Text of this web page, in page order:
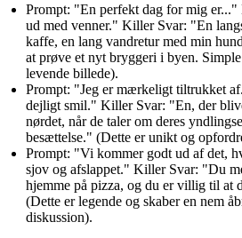
Prompt: "En perfekt dag for mig er..."
ud med venner." Killer Svar: "En
kaffe, en lang vandretur med min
at prøve et nyt bryggeri i byen.
levende billede).
Prompt: "Jeg er mærkeligt tiltrukket
dejligt smil." Killer Svar: "En, der
nørdet, når de taler om deres
besættelse." (Dette er unikt og
Prompt: "Vi kommer godt ud af det,
sjov og afslappet." Killer Svar: "Du
hjemme på pizza, og du er villig til at
(Dette er legende og skaber en nem
diskussion).